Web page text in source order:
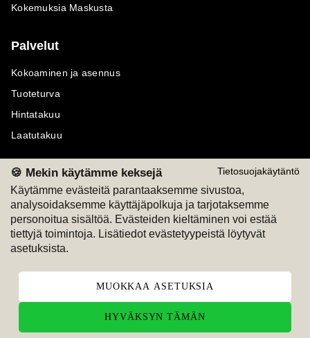
Tietosuojakäytäntö
🍪 Mekin käytämme keksejä
Käytämme evästeitä parantaaksemme sivustoa,
analysoidaksemme käyttäjäpolkuja ja tarjotaksemme
personoitua sisältöä. Evästeiden kieltäminen voi estää
tiettyjä toimintoja. Lisätiedot evästetyypeistä löytyvät
asetuksista.
MUOKKAA ASETUKSIA
HYVÄKSYN TÄMÄN
Kokemuksia Maskusta
Palvelut
Kokoaminen ja asennus
Tuoteturva
Hintatakuu
Laatutakuu
Maksutavat
M
Seuraa meitä